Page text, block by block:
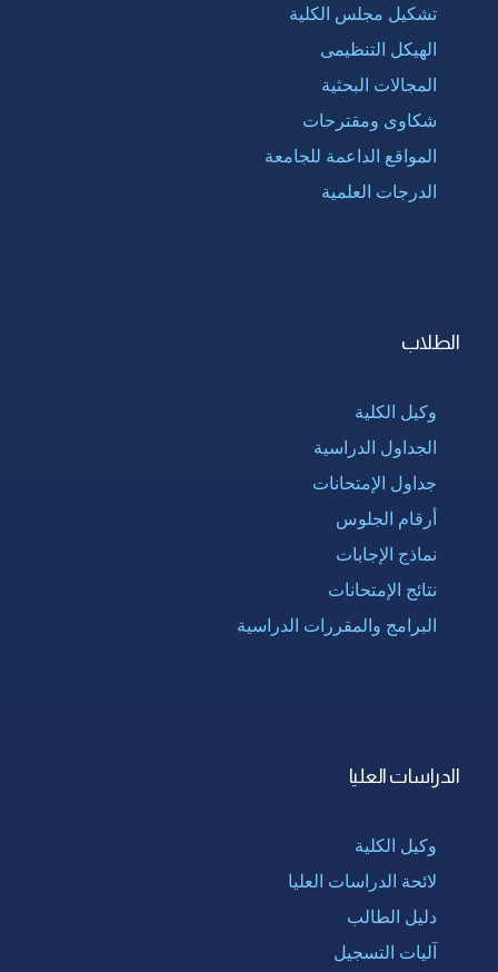
تشكيل مجلس الكلية
الهيكل التنظيمى
المجالات البحثية
شكاوى ومقترحات
المواقع الداعمة للجامعة
الدرجات العلمية
الطلاب
وكيل الكلية
الجداول الدراسية
جداول الإمتحانات
أرقام الجلوس
نماذج الإجابات
نتائج الإمتحانات
البرامج والمقررات الدراسية
الدراسات العليا
وكيل الكلية
لائحة الدراسات العليا
دليل الطالب
آليات التسجيل